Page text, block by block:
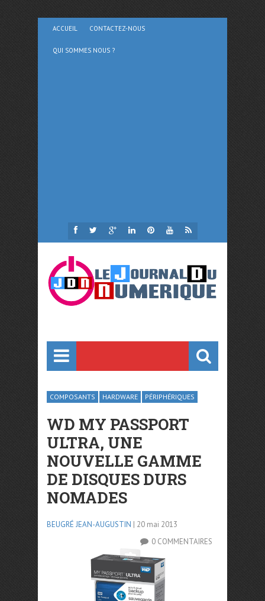
ACCUEIL CONTACTEZ-NOUS
QUI SOMMES NOUS ?
COMPOSANTS HARDWARE PÉRIPHÉRIQUES
WD MY PASSPORT
ULTRA, UNE
NOUVELLE GAMME
DE DISQUES DURS
NOMADES
BEUGRÉ JEAN-AUGUSTIN | 20 mai 2013
0 COMMENTAIRES